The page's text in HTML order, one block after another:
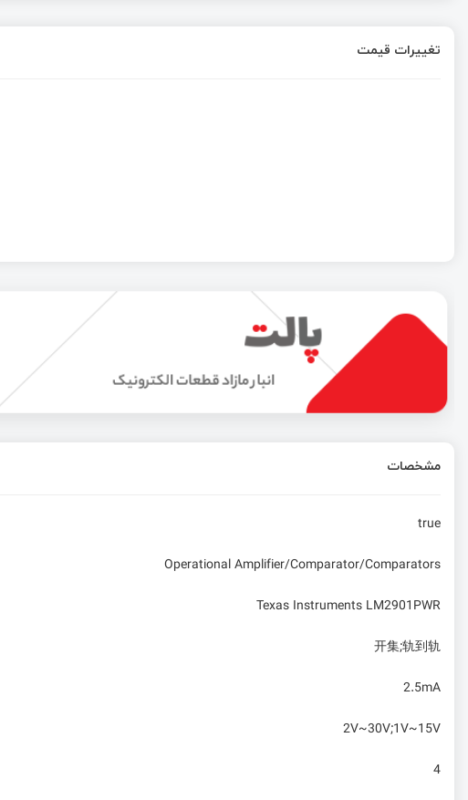
تغییرات قیمت
مشخصات
true
Operational Amplifier/Comparator/Comparators
Texas Instruments LM2901PWR
开集;轨到轨
2.5mA
2V~30V;1V~15V
4